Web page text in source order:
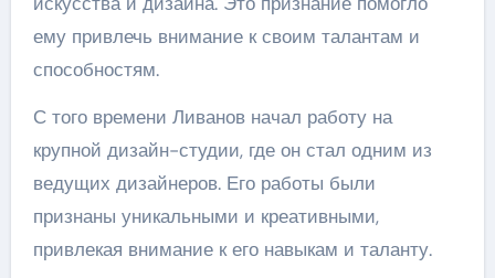
ему привлечь внимание к своим талантам и
способностям.
С того времени Ливанов начал работу на
крупной дизайн-студии, где он стал одним из
ведущих дизайнеров. Его работы были
признаны уникальными и креативными,
привлекая внимание к его навыкам и таланту.